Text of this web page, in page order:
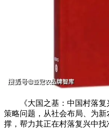
《大国之基：中国村落复
策略问题，从社会布局、为
撑，帮力其正在村落复兴中找